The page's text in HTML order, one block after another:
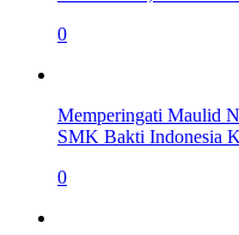
0
Memperingati Maulid
SMK Bakti Indonesia
0